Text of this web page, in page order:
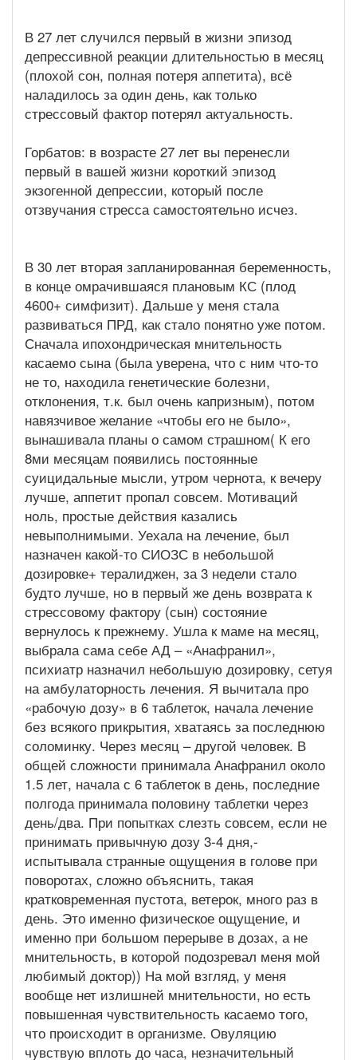
В 27 лет случился первый в жизни эпизод
депрессивной реакции длительностью в месяц
(плохой сон, полная потеря аппетита), всё
наладилось за один день, как только
стрессовый фактор потерял актуальность.
Горбатов: в возрасте 27 лет вы перенесли
первый в вашей жизни короткий эпизод
экзогенной депрессии, который после
отзвучания стресса самостоятельно исчез.
В 30 лет вторая запланированная беременность,
в конце омрачившаяся плановым КС (плод
4600+ симфизит). Дальше у меня стала
развиваться ПРД, как стало понятно уже потом.
Сначала ипохондрическая мнительность
касаемо сына (была уверена, что с ним что-то
не то, находила генетические болезни,
отклонения, т.к. был очень капризным), потом
навязчивое желание «чтобы его не было»,
вынашивала планы о самом страшном( К его
8ми месяцам появились постоянные
суицидальные мысли, утром чернота, к вечеру
лучше, аппетит пропал совсем. Мотиваций
ноль, простые действия казались
невыполнимыми. Уехала на лечение, был
назначен какой-то СИОЗС в небольшой
дозировке+ тералиджен, за 3 недели стало
будто лучше, но в первый же день возврата к
стрессовому фактору (сын) состояние
вернулось к прежнему. Ушла к маме на месяц,
выбрала сама себе АД – «Анафранил»,
психиатр назначил небольшую дозировку, сетуя
на амбулаторность лечения. Я вычитала про
«рабочую дозу» в 6 таблеток, начала лечение
без всякого прикрытия, хватаясь за последнюю
соломинку. Через месяц – другой человек. В
общей сложности принимала Анафранил около
1.5 лет, начала с 6 таблеток в день, последние
полгода принимала половину таблетки через
день/два. При попытках слезть совсем, если не
принимать привычную дозу 3-4 дня,-
испытывала странные ощущения в голове при
поворотах, сложно объяснить, такая
кратковременная пустота, ветерок, много раз в
день. Это именно физическое ощущение, и
именно при большом перерыве в дозах, а не
мнительность, в которой подозревал меня мой
любимый доктор)) На мой взгляд, у меня
вообще нет излишней мнительности, но есть
повышенная чувствительность касаемо того,
что происходит в организме. Овуляцию
чувствую вплоть до часа, незначительный